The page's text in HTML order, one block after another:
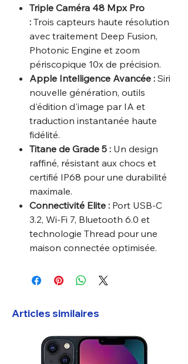
Triple Caméra 48 Mpx Pro
: Trois capteurs haute résolution
avec traitement Deep Fusion,
Photonic Engine et zoom
périscopique 10x de précision.
Apple Intelligence Avancée : Siri
nouvelle génération, outils
d'édition d'image par IA et
traduction instantanée haute
fidélité.
Titane de Grade 5 : Un design
raffiné, résistant aux chocs et
certifié IP68 pour une durabilité
maximale.
Connectivité Elite : Port USB-C
3.2, Wi-Fi 7, Bluetooth 6.0 et
technologie Thread pour une
maison connectée optimisée.
Articles similaires